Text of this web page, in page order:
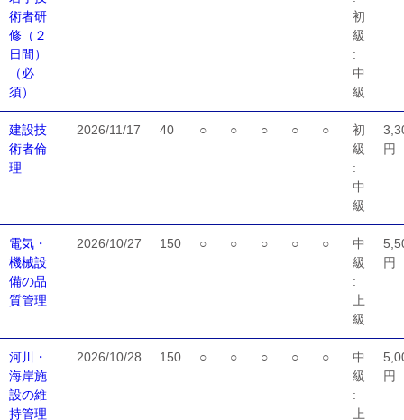
術者研
修（２
日間）
（必
須）
初
級
:
中
級
建設技
術者倫
理
2026/11/17 40 ○ ○ ○ ○ ○
初
級
:
中
級
円
電気・
機械設
備の品
質管理
2026/10/27 150 ○ ○ ○ ○ ○
中
級
:
上
級
円
河川・
海岸施
設の維
持管理
2026/10/28 150 ○ ○ ○ ○ ○
中
級
:
上
円